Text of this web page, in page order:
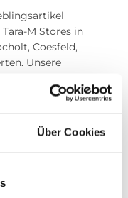
Über Cookies
M Stores in
Coesfeld,
Unsere
Modewelt
Style stets im
die nicht nur auf dem